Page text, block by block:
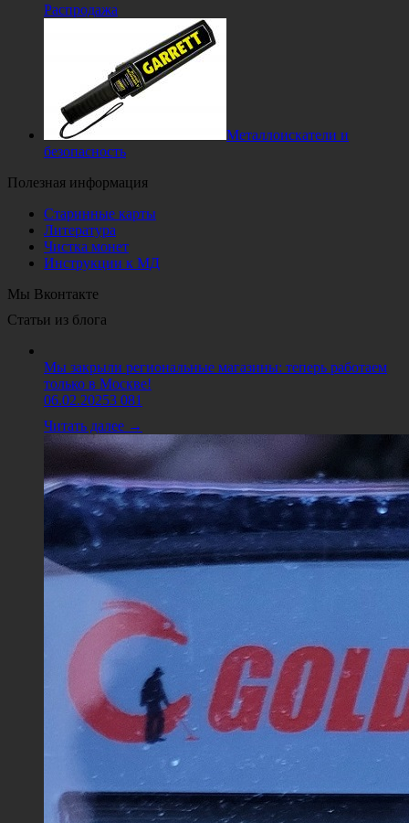
Распродажа
Металлоискатели и
безопасность
Полезная информация
Старинные карты
Литература
Чистка монет
Инструкции к МД
Мы Вконтакте
Статьи из блога
Мы закрыли региональные магазины: теперь работаем
только в Москве!
06.02.20253 081
Читать далее →